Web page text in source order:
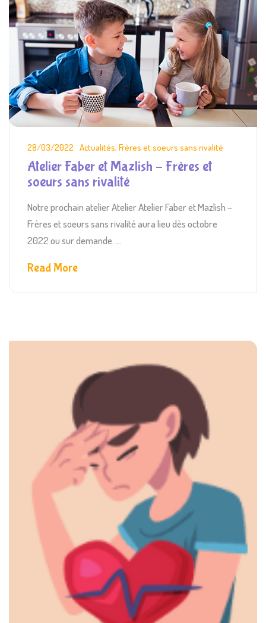
28/03/2022 Actualités, Frères et soeurs sans rivalité
Atelier Faber et Mazlish – Frères et
soeurs sans rivalité
Notre prochain atelier Atelier Atelier Faber et Mazlish –
Frères et soeurs sans rivalité aura lieu dès octobre
2022 ou sur demande. ...
Read More